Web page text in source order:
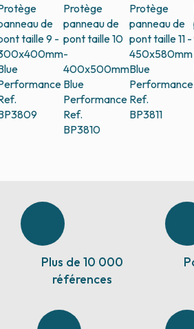
de
taille 9 -
Protège
panneau de
pont taille 10
-
400x500mm
Blue
Performance
Ref.
BP3810
Protège
panneau de
pont taille 11 -
450x580mm
Blue
Performance
Ref.
BP3811
Plus de 10 000
références